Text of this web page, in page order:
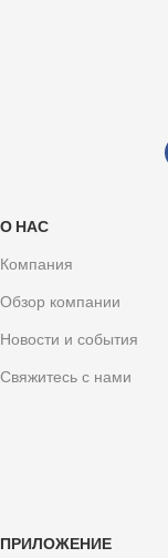
О НАС
Компания
Обзор компании
Новости и события
Свяжитесь с нами
ПРИЛОЖЕНИЕ